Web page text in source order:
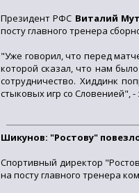
Президент РФС Виталий
посту главного тренера
"Уже говорил, что перед
которой сказал, что нам
сотрудничество. Хиддинк
стыковых игр со Словенией",
Шикунов: "Ростову"
Спортивный директор
на посту главного тренера